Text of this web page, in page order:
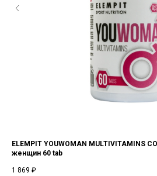
ELEMPIT YOUWOMAN MULTIVITAMINS
женщин 60 tab
1 869 ₽